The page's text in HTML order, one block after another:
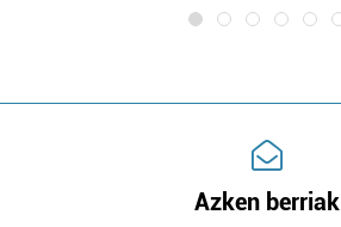
Azken berriak